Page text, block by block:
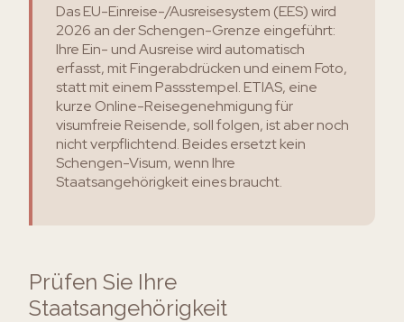
Das EU-Einreise-/Ausreisesystem (EES) wird
2026 an der Schengen-Grenze eingeführt:
Ihre Ein- und Ausreise wird automatisch
erfasst, mit Fingerabdrücken und einem Foto,
statt mit einem Passstempel. ETIAS, eine
kurze Online-Reisegenehmigung für
visumfreie Reisende, soll folgen, ist aber noch
nicht verpflichtend. Beides ersetzt kein
Schengen-Visum, wenn Ihre
Staatsangehörigkeit eines braucht.
Prüfen Sie Ihre
Staatsangehörigkeit